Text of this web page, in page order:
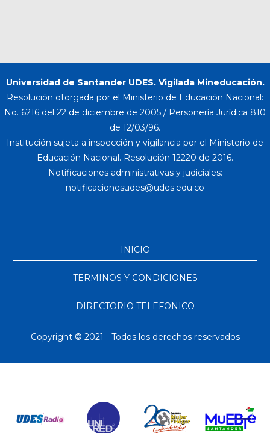
Universidad de Santander UDES. Vigilada Mineducación.
Resolución otorgada por el Ministerio de Educación Nacional:
No. 6216 del 22 de diciembre de 2005 / Personería Jurídica 810
de 12/03/96.
Institución sujeta a inspección y vigilancia por el Ministerio de
Educación Nacional. Resolución 12220 de 2016.
Notificaciones administrativas y judiciales:
INICIO
TERMINOS Y CONDICIONES
DIRECTORIO TELEFONICO
Copyright © 2021 - Todos los derechos reservados